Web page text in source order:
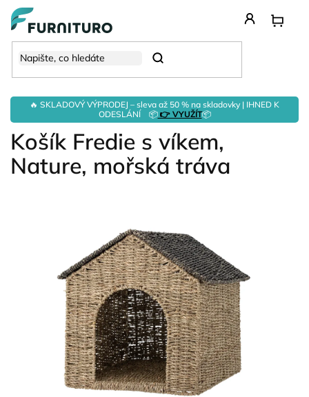
Přejít
obsah
🔥 SKLADOVÝ VÝPRODEJ – sleva až 50 % na skladovky | IHNED K
ODESLÁNÍ 📦👉 VYUŽÍT📦
Hledat
Košík Fredie s víkem,
Nature, mořská tráva